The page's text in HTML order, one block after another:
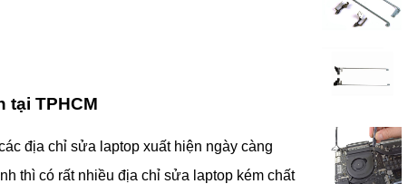
tại TPHCM
địa chỉ sửa laptop xuất hiện ngày càng
thì có rất nhiều địa chỉ sửa laptop kém chất